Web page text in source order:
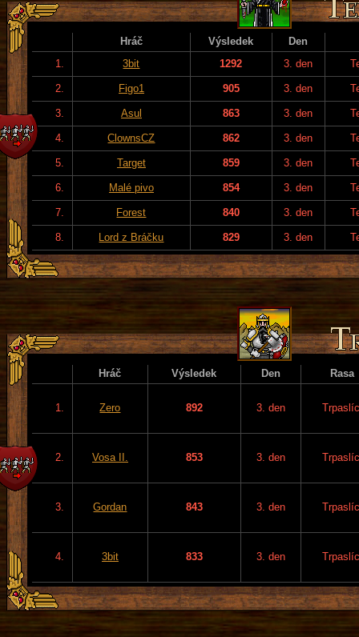
Hráč Výsledek
Den
1.
3bit 1292 3. den
2. Figo1 905 3. den
3. Asul 863 3. den
4. ClownsCZ 862 3. den
5. Target 859 3. den
6. Malé pivo 854 3. den
7. Forest 840 3. den
8. Lord z Bráčku 829 3. den
Hráč Výsledek Den Rasa
1. Zero 892 3. den
2. Vosa II. 853 3. den
3. Gordan 843 3. den
4. 3bit 833 3. den